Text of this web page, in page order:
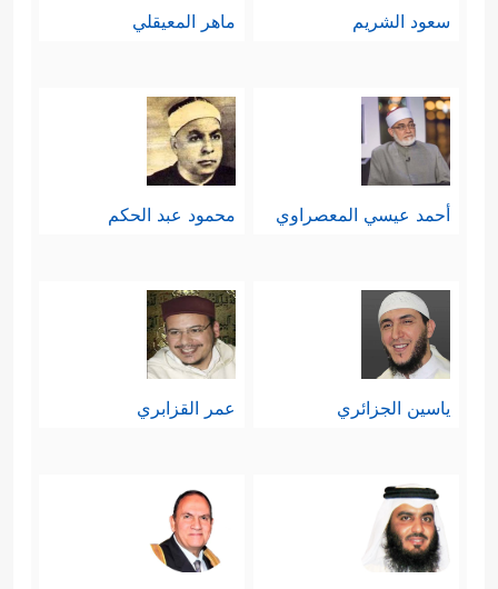
سعود الشريم ماهر المعيقلي
أحمد عيسي المعصراوي محمود عبد الحكم
ياسين الجزائري عمر القزابري